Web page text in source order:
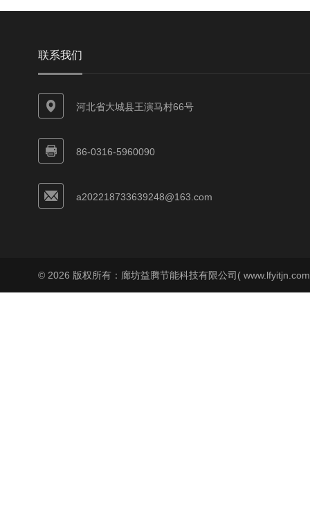
联系我们
河北省大城县王演马村66号
86-0316-5960090
a202218733639248@163.com
© 2026 版权所有：廊坊益腾节能科技有限公司(